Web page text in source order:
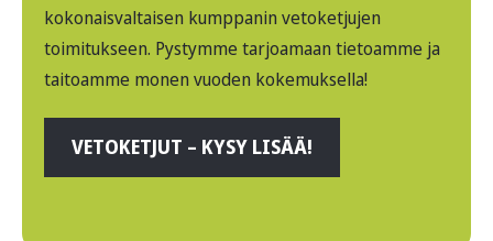
kokonaisvaltaisen kumppanin vetoketjujen
toimitukseen. Pystymme tarjoamaan tietoamme ja
taitoamme monen vuoden kokemuksella!
VETOKETJUT – KYSY LISÄÄ!